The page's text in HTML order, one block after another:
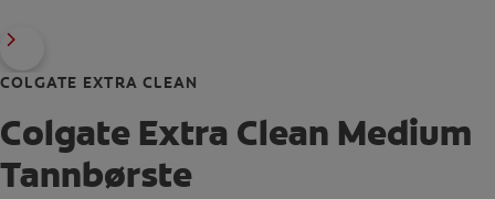
COLGATE EXTRA CLEAN
Colgate Extra Clean Medium
Tannbørste